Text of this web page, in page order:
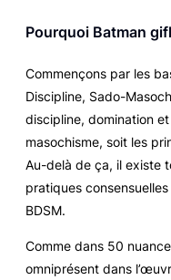
Pourquoi Batman
Commençons par les
Discipline, Sado-
discipline, domination
masochisme, soit les
Au-delà de ça, il existe
pratiques
BDSM.
Comme dans 50
omniprésent dans